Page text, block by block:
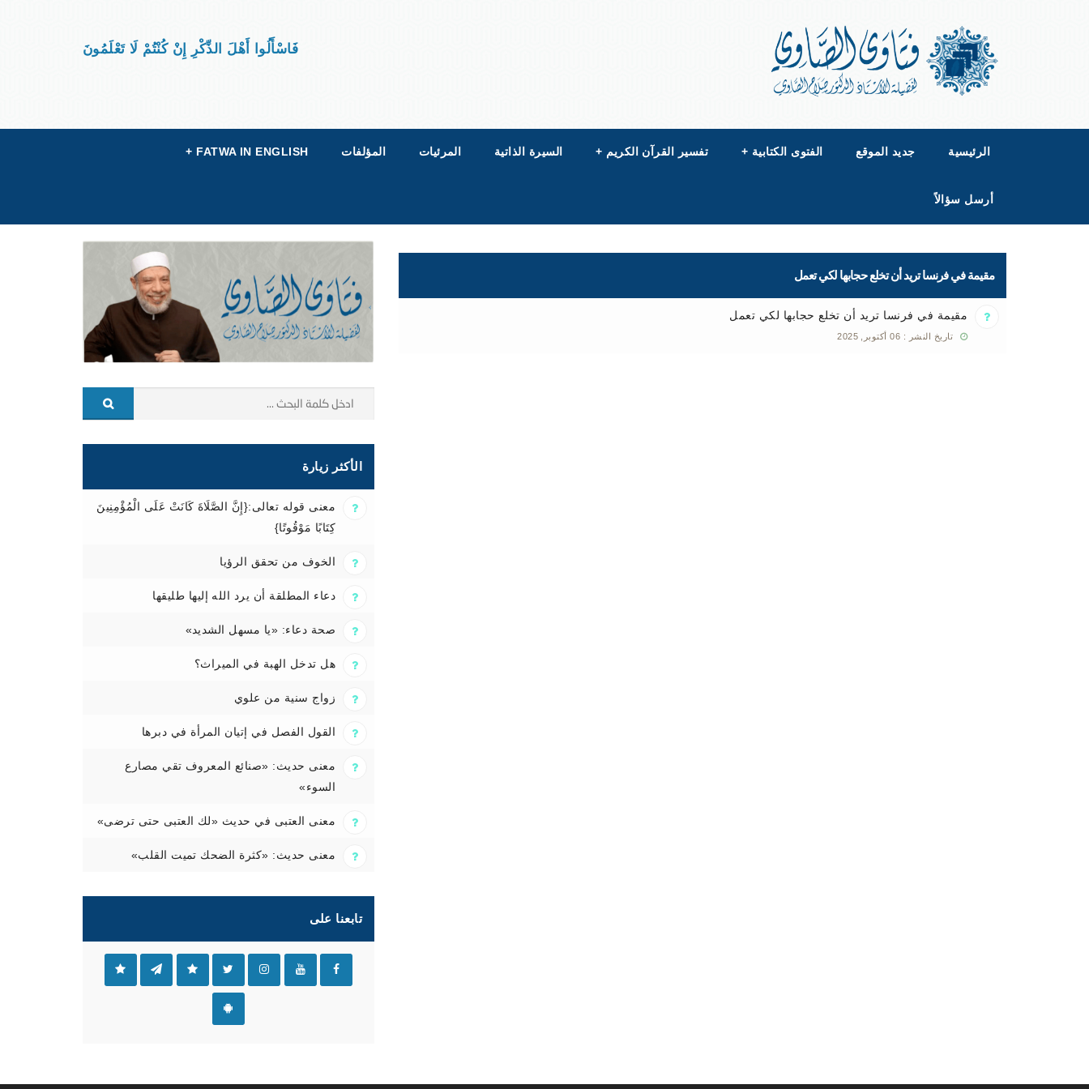
فَاسْأَلُوا أَهْلَ الذِّكْرِ إِنْ كُنْتُمْ لَا تَعْلَمُونَ
الرئيسية جديد الموقع الفتوى الكتابية + تفسير القرآن الكريم + السيرة الذاتية المرئيات المؤلفات FATWA IN ENGLISH
+
أرسل سؤالاً
مقيمة في فرنسا تريد أن تخلع حجابها لكي تعمل
مقيمة في فرنسا تريد أن تخلع حجابها لكي تعمل
تاريخ النشر : 06 أكتوبر, 2025
الأكثر زيارة
معنى قوله تعالى:{إِنَّ الصَّلَاةَ كَانَتْ عَلَى الْمُؤْمِنِينَ
كِتَابًا مَوْقُوتًا}
الخوف من تحقق الرؤيا
دعاء المطلقة أن يرد الله إليها طليقها
صحة دعاء: «يا مسهل الشديد»
هل تدخل الهبة في الميراث؟
زواج سنية من علوي
القول الفصل في إتيان المرأة في دبرها
معنى حديث: «صنائع المعروف تقي مصارع
السوء»
معنى العتبى في حديث «لك العتبى حتى ترضى»
معنى حديث: «كثرة الضحك تميت القلب»
تابعنا على